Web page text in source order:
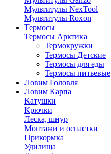
Мультитулы NexTool
Мультитулы Roxon
Термосы
Термосы Арктика
Термокружки
Термосы Детские
Термосы для еды
Термосы питьевые
Ловим Головля
Ловим Карпа
Катушки
Крючки
Леска, шнур
Монтажи и оснастки
Прикормка
Удилища